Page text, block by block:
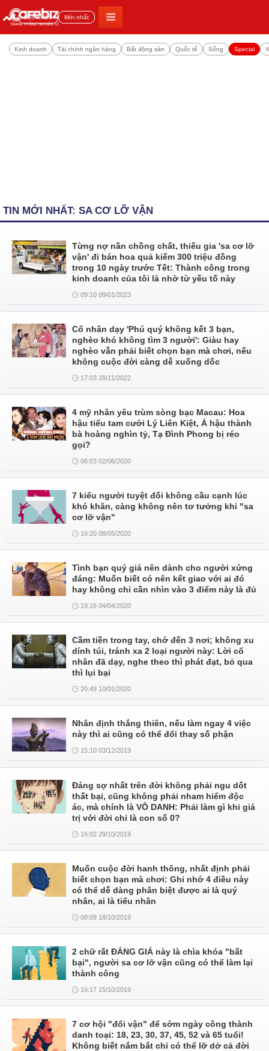
Đọc nhiều Mới nhất
Kinh doanh Tài chính ngân hàng Bất động sản Quốc tế Sống Special
TIN MỚI NHẤT: SA CƠ LỠ VẬN
Từng nợ nần chồng chất, thiếu gia 'sa cơ lỡ
vận' đi bán hoa quả kiếm 300 triệu đồng
trong 10 ngày trước Tết: Thành công trong
kinh doanh của tôi là nhờ từ yếu tố này
09:10 09/01/2023
Cổ nhân dạy 'Phú quý không kết 3 bạn,
nghèo khó không tìm 3 người': Giàu hay
nghèo vẫn phải biết chọn bạn mà chơi, nếu
không cuộc đời càng dễ xuống dốc
17:03 28/11/2022
4 mỹ nhân yêu trùm sòng bạc Macau: Hoa
hậu tiểu tam cưới Lý Liên Kiệt, Á hậu thành
bà hoàng nghìn tỷ, Tạ Đình Phong bị réo
gọi?
06:03 02/06/2020
7 kiểu người tuyệt đối không cầu cạnh lúc
khó khăn, càng không nên tơ tưởng khi "sa
cơ lỡ vận"
16:20 08/05/2020
Tình bạn quý giá nên dành cho người xứng
đáng: Muốn biết có nên kết giao với ai đó
hay không chỉ cần nhìn vào 3 điểm này là đủ
19:16 04/04/2020
Cầm tiền trong tay, chớ đến 3 nơi; không xu
dính túi, tránh xa 2 loại người này: Lời cổ
nhân đã dạy, nghe theo thì phát đạt, bỏ qua
thì lụi bại
20:49 10/01/2020
Nhân định thắng thiên, nếu làm ngay 4 việc
này thì ai cũng có thể đổi thay số phận
15:10 03/12/2019
Đáng sợ nhất trên đời không phải ngu dốt
thất bại, cũng không phải nham hiểm độc
ác, mà chính là VÔ DANH: Phải làm gì khi giá
trị với đời chỉ là con số 0?
16:02 29/10/2019
Muốn cuộc đời hanh thông, nhất định phải
biết chọn bạn mà chơi: Ghi nhớ 4 điều này
có thể dễ dàng phân biệt được ai là quý
nhân, ai là tiểu nhân
08:09 18/10/2019
2 chữ rất ĐÁNG GIÁ này là chìa khóa "bất
bại", người sa cơ lỡ vận cũng có thể làm lại
thành công
16:17 15/10/2019
7 cơ hội "đổi vận" để sớm ngày công thành
danh toại: 18, 23, 30, 37, 45, 52 và 65 tuổi!
Không biết nắm bắt chỉ có thể lỡ dở cả đời